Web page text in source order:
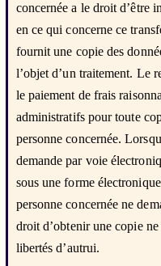
concernée a le droit d’être
en ce qui concerne ce
fournit une copie des
l’objet d’un traitement. Le
le paiement de frais
administratifs pour toute
personne concernée.
demande par voie
sous une forme
personne concernée ne
droit d’obtenir une copie
libertés d’autrui.